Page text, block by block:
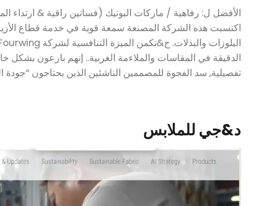
الأفضل ل: رفاهية / ماركات البوتيك (فساتين راقية & ارتداء
اكتسبت هذه الشركة المصنعة سمعة قوية في خدمة قطاع
الدقيقة في المقاسات والملاءمة الغربية.. إنهم بارعون
تفصيلية, سد الفجوة للمصممين الناشئين الذين يحتاجون “جودة
د&جي للملابس